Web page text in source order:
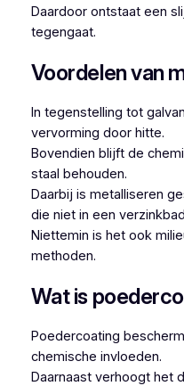
Daardoor ontstaat een
tegengaat.
Voordelen van
In tegenstelling tot
vervorming door hitte.
Bovendien blijft de
staal behouden.
Daarbij is metalliseren
die niet in een
Niettemin is het ook
methoden.
Wat is
Poedercoating
chemische invloeden.
Daarnaast verhoogt het